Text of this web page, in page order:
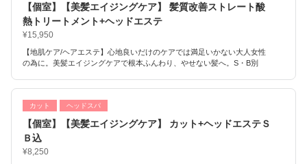
【個室】【美髪エイジングケア】 髪質改善ストレート酸
熱トリートメント+ヘッドエステ
¥15,950
【地肌ケア/ヘアエステ】心地良いだけのケアでは満足いかない大人女性
の為に。美髪エイジングケアで根本ふんわり、やせない髪へ。S・B別
カット ヘッドスパ
【個室】【美髪エイジングケア】 カット+ヘッドエステＳ
Ｂ込
¥8,250